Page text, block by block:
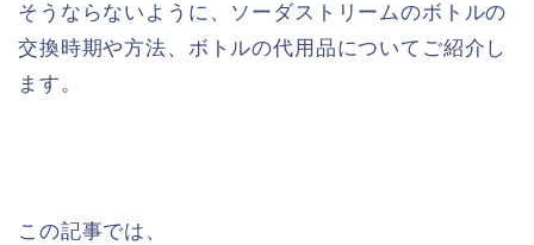
そうならないように、ソーダストリームのボトルの
交換時期や方法、ボトルの代用品についてご紹介し
ます。
この記事では、